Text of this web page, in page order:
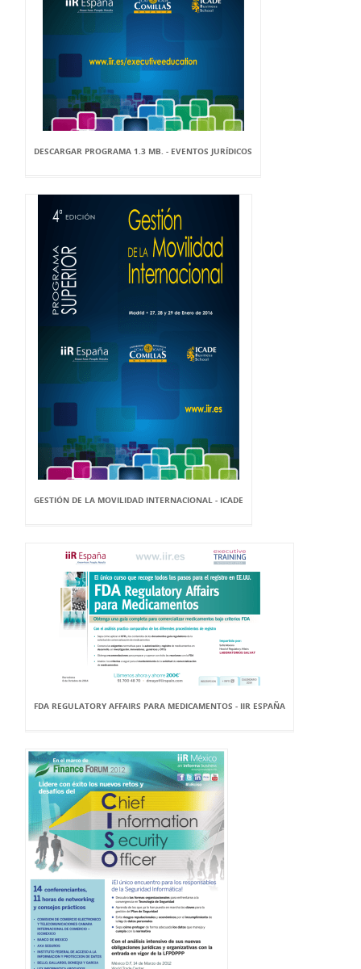
DESCARGAR PROGRAMA 1.3 MB. - EVENTOS JURÍDICOS
GESTIÓN DE LA MOVILIDAD INTERNACIONAL - ICADE
FDA REGULATORY AFFAIRS PARA MEDICAMENTOS - IIR ESPAÑA